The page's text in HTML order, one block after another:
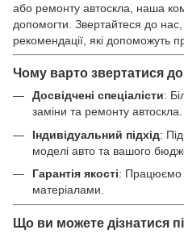
або ремонту автоскла, наша
допомогти. Звертайтеся до
рекомендації, які допоможуть
Чому варто звертатися
Досвідчені спеціалісти:
заміни та ремонту автоскла.
Індивідуальний підхід:
моделі авто та вашого
Гарантія якості: Працюємо
матеріалами.
Що ви можете дізнатися